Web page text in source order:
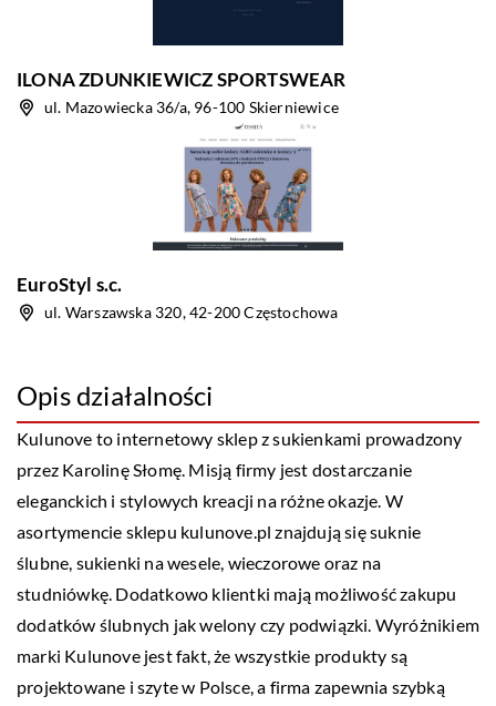
ILONA ZDUNKIEWICZ SPORTSWEAR
ul. Mazowiecka 36/a, 96-100 Skierniewice
EuroStyl s.c.
ul. Warszawska 320, 42-200 Częstochowa
Opis działalności
Kulunove to internetowy sklep z sukienkami prowadzony
przez Karolinę Słomę. Misją firmy jest dostarczanie
eleganckich i stylowych kreacji na różne okazje. W
asortymencie sklepu kulunove.pl znajdują się suknie
ślubne, sukienki na wesele, wieczorowe oraz na
studniówkę. Dodatkowo klientki mają możliwość zakupu
dodatków ślubnych jak welony czy podwiązki. Wyróżnikiem
marki Kulunove jest fakt, że wszystkie produkty są
projektowane i szyte w Polsce, a firma zapewnia szybką